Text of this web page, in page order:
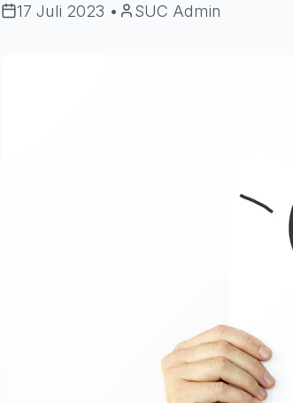
17 Juli 2023 • SUC Admin